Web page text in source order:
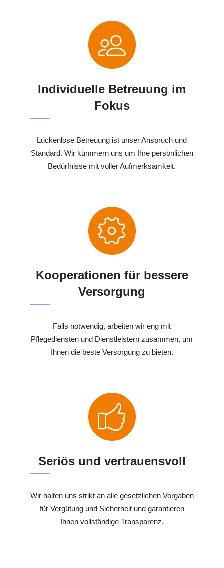
Individuelle Betreuung im
Fokus
Lückenlose Betreuung ist unser Anspruch und
Standard. Wir kümmern uns um Ihre persönlichen
Bedürfnisse mit voller Aufmerksamkeit.
Kooperationen für bessere
Versorgung
Falls notwendig, arbeiten wir eng mit
Pflegediensten und Dienstleistern zusammen, um
Ihnen die beste Versorgung zu bieten.
Seriös und vertrauensvoll
Wir halten uns strikt an alle gesetzlichen Vorgaben
für Vergütung und Sicherheit und garantieren
Ihnen vollständige Transparenz.